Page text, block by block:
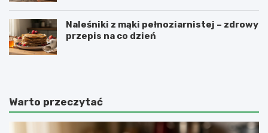
Naleśniki z mąki pełnoziarnistej – zdrowy
przepis na co dzień
Warto przeczytać